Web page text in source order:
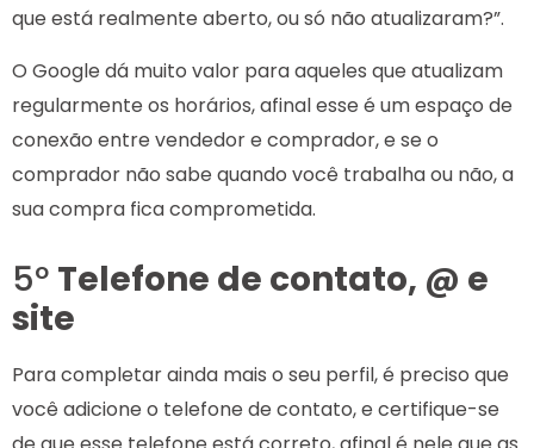
que está realmente aberto, ou só não atualizaram?”.
O Google dá muito valor para aqueles que atualizam
regularmente os horários, afinal esse é um espaço de
conexão entre vendedor e comprador, e se o
comprador não sabe quando você trabalha ou não, a
sua compra fica comprometida.
5º Telefone de contato, @ e
site
Para completar ainda mais o seu perfil, é preciso que
você adicione o telefone de contato, e certifique-se